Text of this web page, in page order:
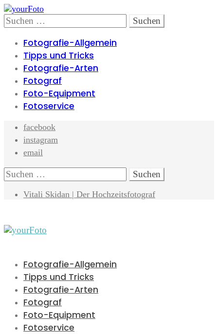
Skip
to
navigation
Skip
to
content
Search
Suchen
nach:
Fotografie-Allgemein
Tipps und Tricks
Fotografie-Arten
Fotograf
Foto-Equipment
Fotoservice
facebook
instagram
email
Search
Suchen
nach:
Vitali Skidan | Der Hochzeitsfotograf
Fotografie-Allgemein
Tipps und Tricks
Fotografie-Arten
Fotograf
Foto-Equipment
Fotoservice